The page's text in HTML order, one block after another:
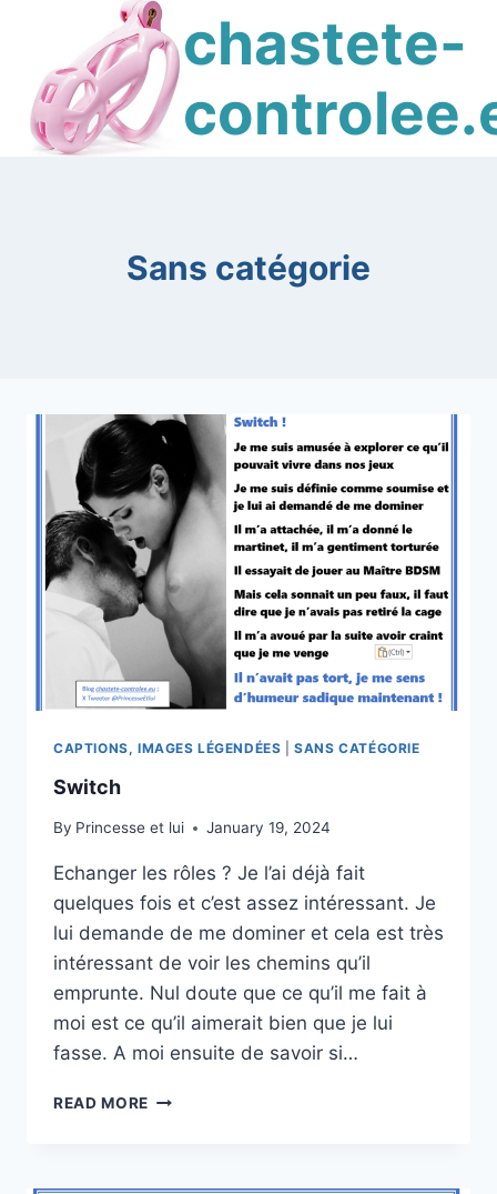
content
chastete-
Sans catégorie
CAPTIONS, IMAGES LÉGENDÉES |SANS CATÉGORIE
Switch
By Princesse et lui January 19, 2024
Echanger les rôles ? Je l’ai déjà fait
quelques fois et c’est assez intéressant. Je
lui demande de me dominer et cela est très
intéressant de voir les chemins qu’il
emprunte. Nul doute que ce qu’il me fait à
moi est ce qu’il aimerait bien que je lui
fasse. A moi ensuite de savoir si…
READ MORE SWITCH